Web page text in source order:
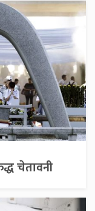
चेतावनी